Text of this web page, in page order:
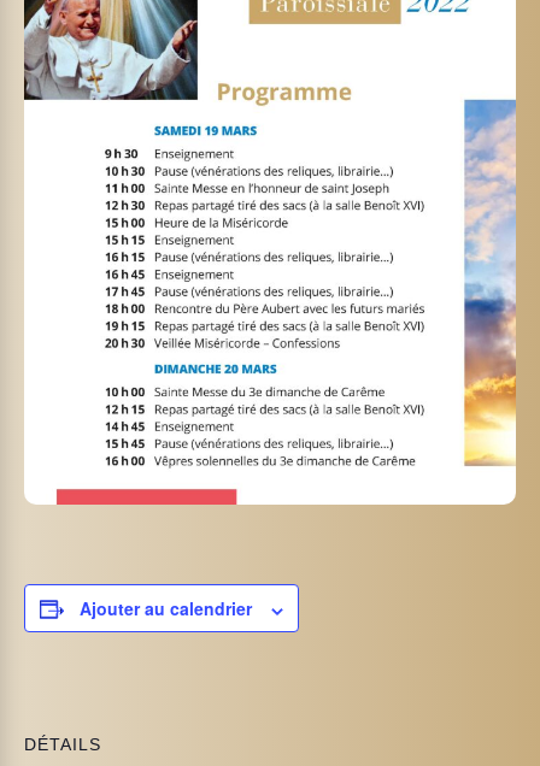
Ajouter au calendrier
DÉTAILS